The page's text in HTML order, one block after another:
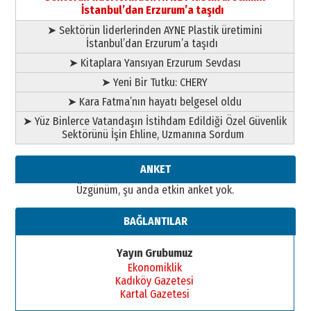
02 Ağustos 2026 Pazar
İstanbul’dan Erzurum’a taşıdı
➤ Sektörün liderlerinden AYNE Plastik üretimini
İstanbul’dan Erzurum’a taşıdı
➤ Kitaplara Yansıyan Erzurum Sevdası
➤ Yeni Bir Tutku: CHERY
➤ Kara Fatma’nın hayatı belgesel oldu
➤ Yüz Binlerce Vatandaşın İstihdam Edildiği Özel Güvenlik
Sektörünü İşin Ehline, Uzmanına Sordum
ANKET
Üzgünüm, şu anda etkin anket yok.
BAĞLANTILAR
Yayın Grubumuz
Ekonomiklik
Kadıköy Gazetesi
Kartal Gazetesi